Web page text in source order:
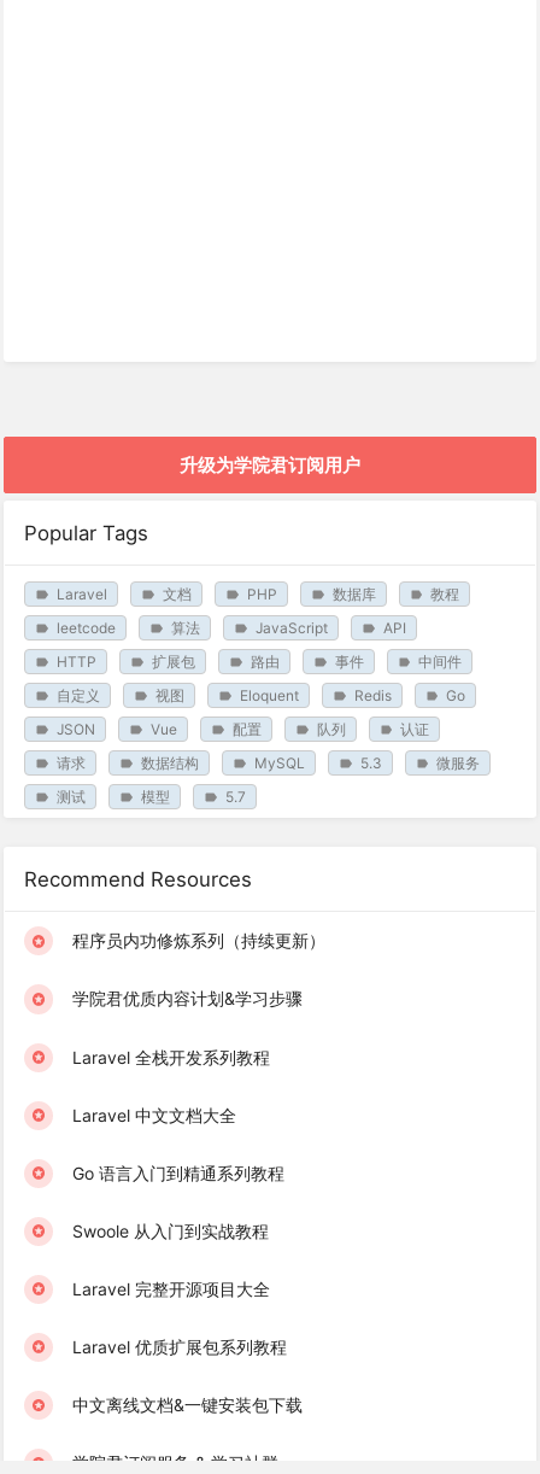
升级为学院君订阅用户
Popular Tags
Laravel 文档 PHP 数据库
教程
leetcode
算法 JavaScript
API
HTTP
扩展包 路由 事件
中间件
自定义
视图 Eloquent Redis
Go
JSON
Vue 配置 队列
认证
请求
数据结构 MySQL 5.3
微服务
测试
模型 5.7
Recommend Resources
程序员内功修炼系列（持续更新）
学院君优质内容计划&学习步骤
Laravel 全栈开发系列教程
Laravel 中文文档大全
Go 语言入门到精通系列教程
Swoole 从入门到实战教程
Laravel 完整开源项目大全
Laravel 优质扩展包系列教程
中文离线文档&一键安装包下载
学院君订阅服务 & 学习社群